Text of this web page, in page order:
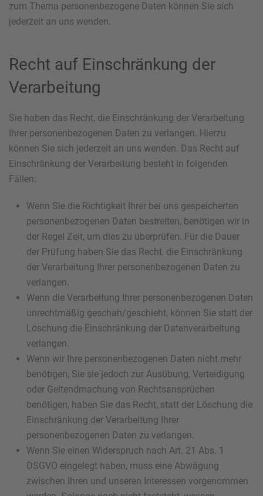
zum Thema personenbezogene Daten können Sie sich
jederzeit an uns wenden.
Recht auf Einschränkung der
Verarbeitung
Sie haben das Recht, die Einschränkung der Verarbeitung
Ihrer personenbezogenen Daten zu verlangen. Hierzu
können Sie sich jederzeit an uns wenden. Das Recht auf
Einschränkung der Verarbeitung besteht in folgenden
Fällen:
Wenn Sie die Richtigkeit Ihrer bei uns gespeicherten
personenbezogenen Daten bestreiten, benötigen wir in
der Regel Zeit, um dies zu überprüfen. Für die Dauer
der Prüfung haben Sie das Recht, die Einschränkung
der Verarbeitung Ihrer personenbezogenen Daten zu
verlangen.
Wenn die Verarbeitung Ihrer personenbezogenen Daten
unrechtmäßig geschah/geschieht, können Sie statt der
Löschung die Einschränkung der Datenverarbeitung
verlangen.
Wenn wir Ihre personenbezogenen Daten nicht mehr
benötigen, Sie sie jedoch zur Ausübung, Verteidigung
oder Geltendmachung von Rechtsansprüchen
benötigen, haben Sie das Recht, statt der Löschung die
Einschränkung der Verarbeitung Ihrer
personenbezogenen Daten zu verlangen.
Wenn Sie einen Widerspruch nach Art. 21 Abs. 1
DSGVO eingelegt haben, muss eine Abwägung
zwischen Ihren und unseren Interessen vorgenommen